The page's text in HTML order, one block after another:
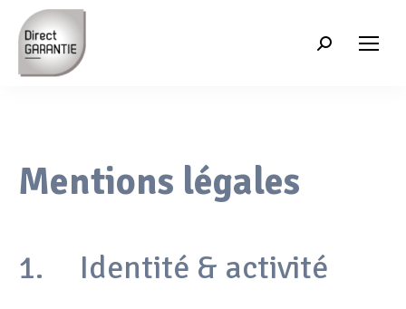
Recherche
Mentions légales
1. Identité & activité